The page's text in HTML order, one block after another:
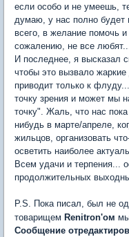
если особо и не умеешь,
думаю, у нас полно будет
всего, в желание помочь
сожалению, не все любят...
И последнее, я высказал
чтобы это вызвало жаркие
приводит только к
точку зрения и может мы
точку". Жаль, что нас
нибудь в марте/апреле,
жильцов, организовать
осветить наиболее
Всем удачи и терпения...
продолжительных
P.S. Пока писал, был не
товарищем Renitron'oм
Сообщение